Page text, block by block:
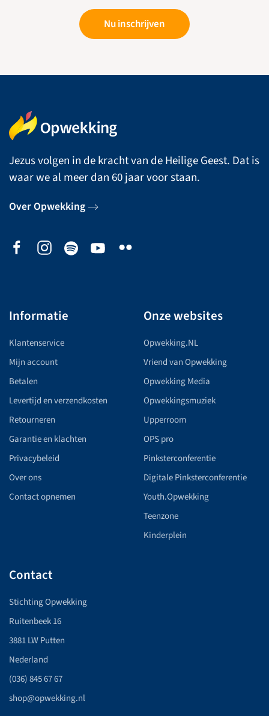
Nu inschrijven
Jezus volgen in de kracht van de Heilige Geest. Dat is
waar we al meer dan 60 jaar voor staan.
Over Opwekking
Informatie
Klantenservice
Mijn account
Betalen
Levertijd en verzendkosten
Retourneren
Garantie en klachten
Privacybeleid
Over ons
Contact opnemen
Onze websites
Opwekking.NL
Vriend van Opwekking
Opwekking Media
Opwekkingsmuziek
Upperroom
OPS pro
Pinksterconferentie
Digitale Pinksterconferentie
Youth.Opwekking
Teenzone
Kinderplein
Contact
Stichting Opwekking
Ruitenbeek 16
3881 LW Putten
Nederland
(036) 845 67 67
shop@opwekking.nl